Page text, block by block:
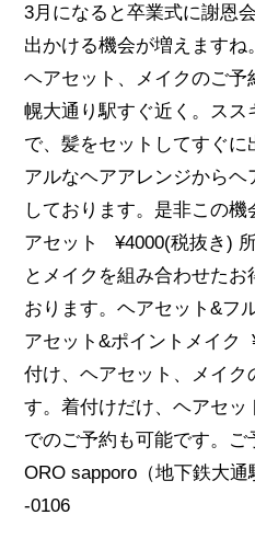
3月になると卒業式に謝恩
出かける機会が増えますね
ヘアセット、メイクのご
幌大通り駅すぐ近く。ス
で、髪をセットしてすぐに
アルなヘアアレンジから
しております。是非この
アセット ¥4000(税抜き)
とメイクを組み合わせた
おります。ヘアセット&フ
アセット&ポイントメイク
付け、ヘアセット、メイク
す。着付けだけ、ヘアセ
でのご予約も可能です。
ORO sapporo（地下鉄大
-0106